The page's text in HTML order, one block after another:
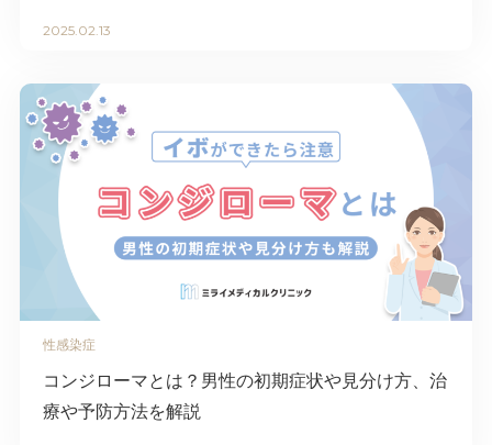
2025.02.13
性感染症
コンジローマとは？男性の初期症状や見分け方、治
療や予防方法を解説